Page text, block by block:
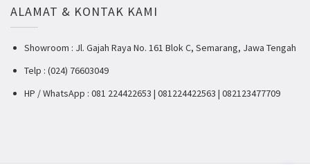
ALAMAT & KONTAK KAMI
Showroom : Jl. Gajah Raya No. 161 Blok C, Semarang, Jawa Tengah
Telp : (024) 76603049
HP / WhatsApp : 081 224422653 | 081224422563 | 082123477709